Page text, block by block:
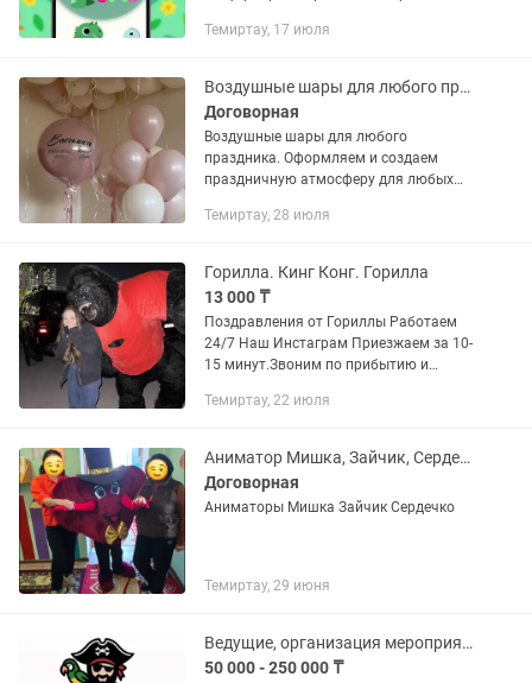
тойыңызға, мерекеңізге қонақ шақыру
Темиртау, 17 июля
Воздушные шары для любого праздника
Договорная
Воздушные шары для любого
праздника. Оформляем и создаем
праздничную атмосферу для любых
рождения. • Гендер пати. • Baby Shower.
Темиртау, 28 июля
Горилла. Кинг Конг. Горилла
13 000 ₸
Поздравления от Гориллы Работаем
24/7 Наш Инстаграм Приезжаем за 10-
15 минут.Звоним по прибытию и
Программу входят. 1) Вручения вашего
Темиртау, 22 июля
Аниматор Мишка, Зайчик, Сердечко
Договорная
Аниматоры Мишка Зайчик Сердечко
Темиртау, 29 июня
Ведущие, организация мероприятий
50 000 - 250 000 ₸